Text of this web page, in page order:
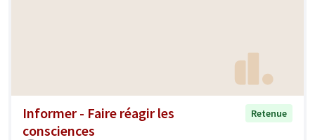
Informer - Faire réagir les
consciences
Retenue